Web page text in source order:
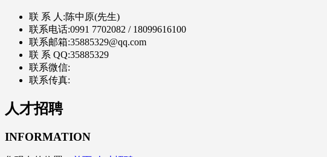
联 系 人:陈中原(先生)
联系电话:0991 7702082 / 18099616100
联系邮箱:35885329@qq.com
联 系 QQ:35885329
联系微信:
联系传真:
人才招聘
INFORMATION